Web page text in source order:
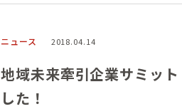
ニュース 2018.04.14
地域未来牽引企業サミッ
した！